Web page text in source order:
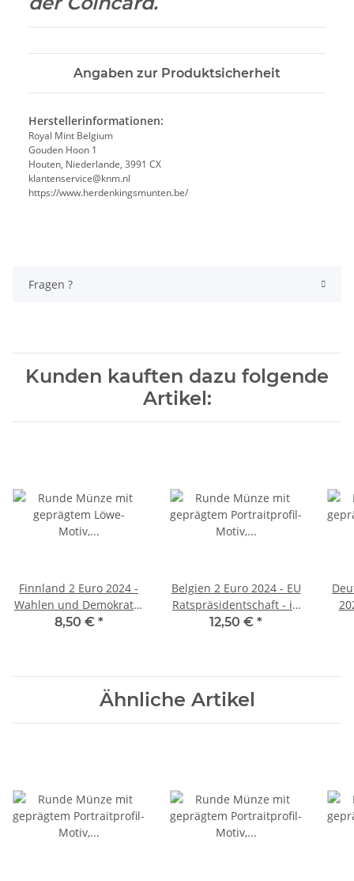
Angaben zur Produktsicherheit
Herstellerinformationen:
Royal Mint Belgium
Gouden Hoon 1
Houten, Niederlande, 3991 CX
klantenservice@knm.nl
https://www.herdenkingsmunten.be/
Fragen ?
Kunden kauften dazu folgende
Artikel:
Finnland 2 Euro 2024 -
Wahlen und Demokratie
unc.
8,50 € *
Belgien 2 Euro 2024 - EU
Ratspräsidentschaft - in
franz. Coincard
12,50 € *
Ähnliche Artikel